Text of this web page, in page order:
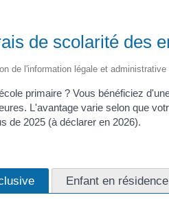
de scolarité des
de l'information légale et
primaire ? Vous bénéficiez
L'avantage varie selon que
de 2025 (à déclarer en 2026).
Enfant en